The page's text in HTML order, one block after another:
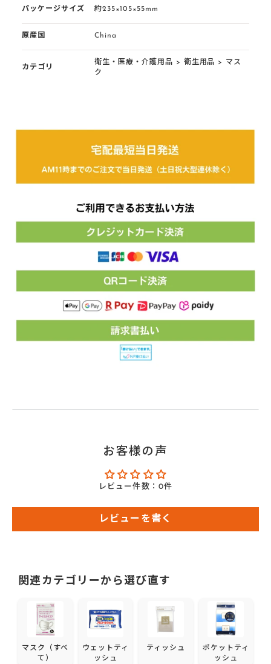
パッケージサイズ 約235×105×55mm
原産国 China
カテゴリ
衛生・医療・介護用品 > 衛生用品 > マス
ク
お客様の声
レビュー件数：0件
レビューを書く
関連カテゴリーから選び直す
マスク（すべ
て）
ウェットティ
ッシュ
ティッシュ
ポケットティ
ッシュ